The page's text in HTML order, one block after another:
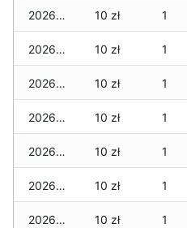
2026-04-22 10 zł 1
2026-04-21 10 zł 1
2026-04-20 10 zł 1
2026-04-19 10 zł 1
2026-04-18 10 zł 1
2026-04-17 10 zł 1
2026-04-16 10 zł 1